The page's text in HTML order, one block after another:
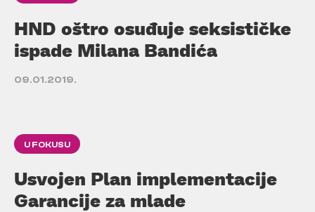
HND oštro osuđuje seksističke
ispade Milana Bandića
09.01.2019.
U FOKUSU
Usvojen Plan implementacije
Garancije za mlade